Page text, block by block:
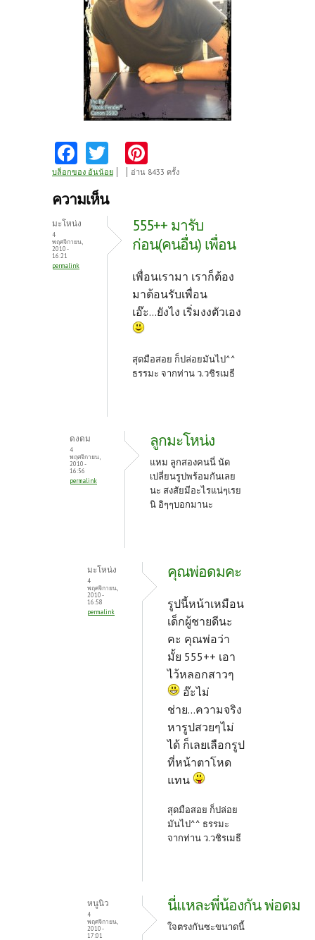
Fa
ce
b
o
o
k
w
itt
nt
es
t
บล็อกของ อ้นน้อย อ่าน 8433 ครั้ง
ความเห็น
มะโหน่ง
4
พฤศจิกายน,
2010 -
16:21
permalink
555++ มารับ
ก่อน(คนอื่น) เพื่อน
เพื่อนเรามา เราก็ต้อง
มาต้อนรับเพื่อน
เอ๊ะ...ยังไง เริ่มงงตัวเอง
สุดมือสอย ก็ปล่อยมันไป^^
ธรรมะ จากท่าน ว.วชิรเมธี
ดงดม
4
พฤศจิกายน,
2010 -
16:56
permalink
ลูกมะโหน่ง
แหม ลูกสองคนนี่ นัด
เปลี่ยนรูปพร้อมกันเลย
นะ สงสัยมีอะไรแน่ๆเรย
นิ อิๆๆบอกมานะ
มะโหน่ง
4
พฤศจิกายน,
2010 -
16:58
permalink
คุณพ่อดมคะ
รูปนี้หน้าเหมือน
เด็กผู้ชายดีนะ
คะ คุณพ่อว่า
มั้ย 555++ เอา
ไว้หลอกสาวๆ
อ๊ะไม่
ช่าย...ความจริง
หารูปสวยๆไม่
ได้ ก็เลยเลือกรูป
ที่หน้าตาโหด
แทน
สุดมือสอย ก็ปล่อย
มันไป^^ ธรรมะ
จากท่าน ว.วชิรเมธี
หนูนิว
4
พฤศจิกายน,
2010 -
17:01
นี่แหละพี่น้องกัน พ่อดม
ใจตรงกันซะขนาดนี้